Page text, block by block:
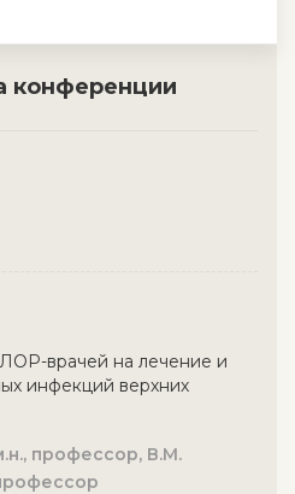
конференции
врачей на лечение и
инфекций верхних
профессор, В.М.